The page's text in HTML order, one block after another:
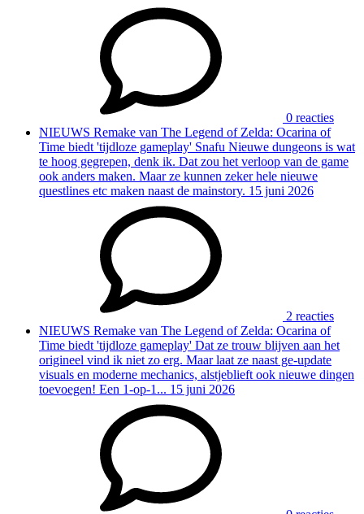
0 reacties
NIEUWS Remake van The Legend of Zelda: Ocarina of
Time biedt 'tijdloze gameplay' Snafu Nieuwe dungeons is wat
te hoog gegrepen, denk ik. Dat zou het verloop van de game
ook anders maken. Maar ze kunnen zeker hele nieuwe
questlines etc maken naast de mainstory. 15 juni 2026
2 reacties
NIEUWS Remake van The Legend of Zelda: Ocarina of
Time biedt 'tijdloze gameplay' Dat ze trouw blijven aan het
origineel vind ik niet zo erg. Maar laat ze naast ge-update
visuals en moderne mechanics, alstjeblieft ook nieuwe dingen
toevoegen! Een 1-op-1... 15 juni 2026